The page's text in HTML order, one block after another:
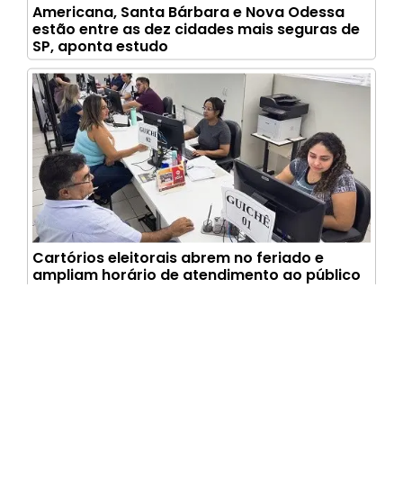
Americana, Santa Bárbara e Nova Odessa
estão entre as dez cidades mais seguras de
SP, aponta estudo
Cartórios eleitorais abrem no feriado e
ampliam horário de atendimento ao público